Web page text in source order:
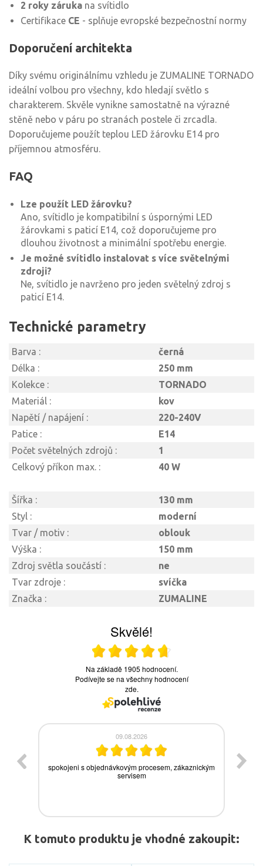
2 roky záruka na svítidlo
Certifikace CE - splňuje evropské bezpečnostní normy
Doporučení architekta
Díky svému originálnímu vzhledu je ZUMALINE TORNADO
ideální volbou pro všechny, kdo hledají světlo s
charakterem. Skvěle vynikne samostatně na výrazné
stěně nebo v páru po stranách postele či zrcadla.
Doporučujeme použít teplou LED žárovku E14 pro
příjemnou atmosféru.
FAQ
Lze použít LED žárovku?
Ano, svítidlo je kompatibilní s úspornými LED
žárovkami s paticí E14, což doporučujeme pro
dlouhou životnost a minimální spotřebu energie.
Je možné svítidlo instalovat s více světelnými
zdroji?
Ne, svítidlo je navrženo pro jeden světelný zdroj s
paticí E14.
Technické parametry
Barva :
černá
Délka :
250 mm
Kolekce :
TORNADO
Materiál :
kov
Napětí / napájení :
220-240V
Patice :
E14
Počet světelných zdrojů :
1
Celkový příkon max. :
40 W
Šířka :
130 mm
Styl :
moderní
Tvar / motiv :
oblouk
Výška :
150 mm
Zdroj světla součástí :
ne
Tvar zdroje :
svíčka
Značka :
ZUMALINE
K tomuto produktu je vhodné zakoupit: